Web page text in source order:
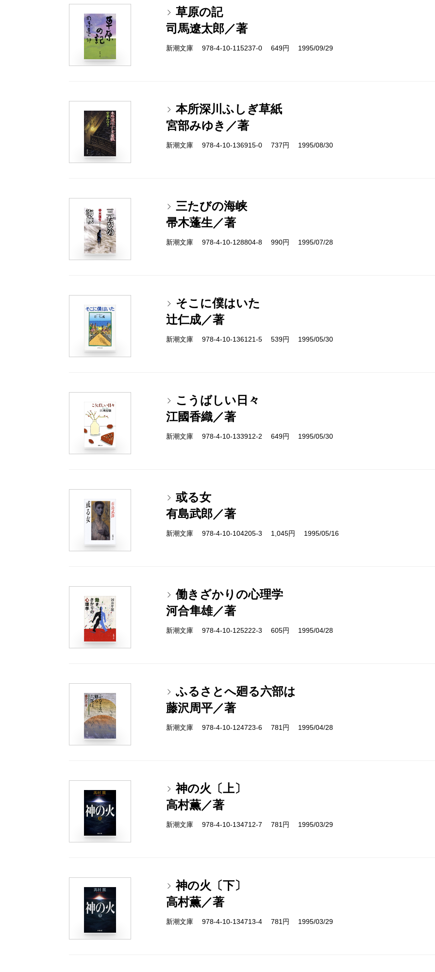
草原の記
司馬遼太郎／著
新潮文庫 978-4-10-115237-0 649円 1995/09/29
本所深川ふしぎ草紙
宮部みゆき／著
新潮文庫 978-4-10-136915-0 737円 1995/08/30
三たびの海峡
帚木蓬生／著
新潮文庫 978-4-10-128804-8 990円 1995/07/28
そこに僕はいた
辻仁成／著
新潮文庫 978-4-10-136121-5 539円 1995/05/30
こうばしい日々
江國香織／著
新潮文庫 978-4-10-133912-2 649円 1995/05/30
或る女
有島武郎／著
新潮文庫 978-4-10-104205-3 1,045円 1995/05/16
働きざかりの心理学
河合隼雄／著
新潮文庫 978-4-10-125222-3 605円 1995/04/28
ふるさとへ廻る六部は
藤沢周平／著
新潮文庫 978-4-10-124723-6 781円 1995/04/28
神の火〔上〕
高村薫／著
新潮文庫 978-4-10-134712-7 781円 1995/03/29
神の火〔下〕
高村薫／著
新潮文庫 978-4-10-134713-4 781円 1995/03/29